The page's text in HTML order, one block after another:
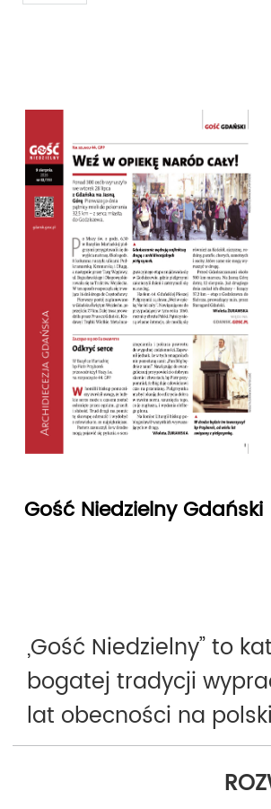
Gość Niedzielny Gdański
„Gość Niedzielny” to
bogatej tradycji
lat obecności na
Pierwszy numer
Obecnie jest